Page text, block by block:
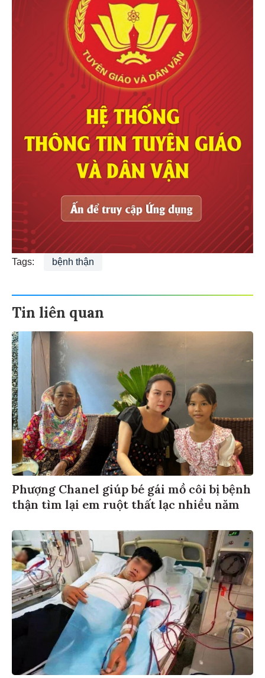
Tags: bệnh thận
Tin liên quan
Phượng Chanel giúp bé gái mồ côi bị bệnh
thận tìm lại em ruột thất lạc nhiều năm